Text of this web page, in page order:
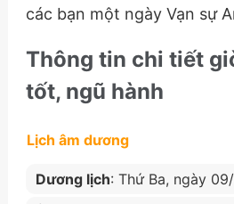
các bạn một ngày Vạn sự
Thông tin chi tiết
tốt, ngũ hành
Lịch âm dương
Dương lịch: Thứ Ba, ngày